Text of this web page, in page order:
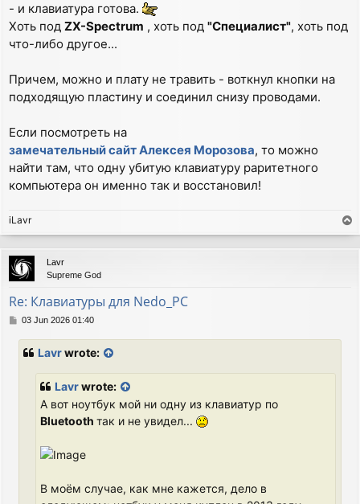
- и клавиатура готова.
Хоть под ZX-Spectrum , хоть под "Специалист", хоть под
что-либо другое...
Причем, можно и плату не травить - воткнул кнопки на
подходящую пластину и соединил снизу проводами.
Если посмотреть на
замечательный сайт Алексея Морозова, то можно
найти там, что одну убитую клавиатуру раритетного
компьютера он именно так и восстановил!
iLavr
o
p
Lavr
Supreme God
Re: Клавиатуры для Nedo_PC
P03 Jun 2026 01:40
Lavrwrote:
Lavrwrote:
А вот ноутбук мой ни одну из клавиатур по
Bluetooth так и не увидел...
В моём случае, как мне кажется, дело в